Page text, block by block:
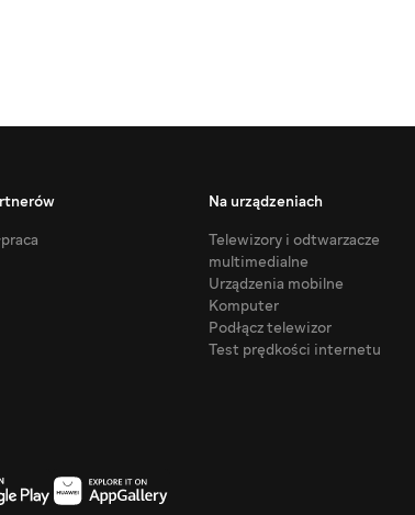
Na urządzeniach
Telewizory i odtwarzacze
multimedialne
Urządzenia mobilne
Komputer
Podłącz telewizor
Test prędkości internetu